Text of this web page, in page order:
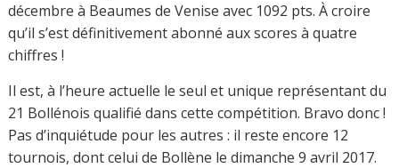
décembre à Beaumes de Venise avec 1092 pts. À croire
qu’il s’est définitivement abonné aux scores à quatre
chiffres !
Il est, à l’heure actuelle le seul et unique représentant du
21 Bollénois qualifié dans cette compétition. Bravo donc !
Pas d’inquiétude pour les autres : il reste encore 12
tournois, dont celui de Bollène le dimanche 9 avril 2017.